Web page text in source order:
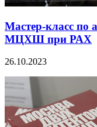
Мастер-класс по
МЦХШ при РАХ
26.10.2023